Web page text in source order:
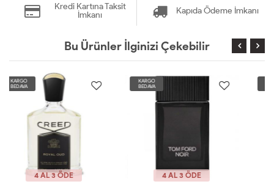
Kredi Kartına Taksit
İmkanı
Kapıda Ödeme İmkanı
Bu Ürünler İlginizi Çekebilir
KARGO
BEDAVA
4 AL 3 ÖDE 4 AL 3 ÖDE